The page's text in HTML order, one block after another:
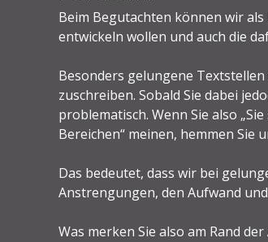
Beim Begutachten können wir
entwickeln wollen und auch die
Besonders gelungene
zuschreiben. Sobald Sie dabei
problematisch. Wenn Sie also
Bereichen“ meinen, hemmen Sie
Das bedeutet, dass wir bei
Anstrengungen, den Aufwand
Was merken Sie also am Rand